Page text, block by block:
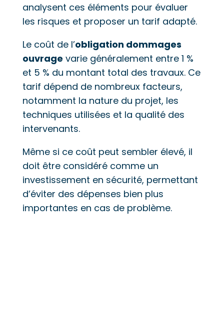
analysent ces éléments pour évaluer
les risques et proposer un tarif adapté.
Le coût de l’obligation dommages
ouvrage varie généralement entre 1 %
et 5 % du montant total des travaux. Ce
tarif dépend de nombreux facteurs,
notamment la nature du projet, les
techniques utilisées et la qualité des
intervenants.
Même si ce coût peut sembler élevé, il
doit être considéré comme un
investissement en sécurité, permettant
d’éviter des dépenses bien plus
importantes en cas de problème.